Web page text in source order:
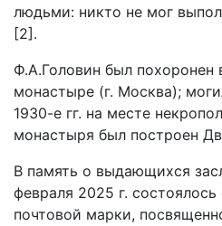
людьми: никто не мог
[2].
Ф.А.Головин был
монастыре (г. Москва);
1930-е гг. на месте
монастыря был построен
В память о выдающихся
февраля 2025 г.
почтовой марки,